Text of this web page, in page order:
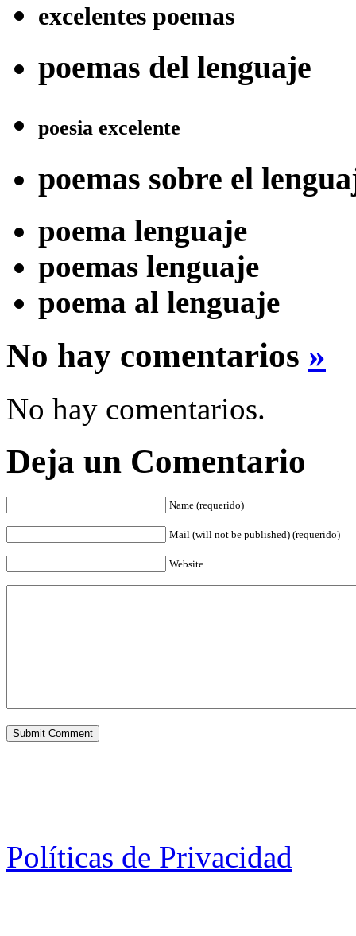
excelentes poemas
poemas del lenguaje
poesia excelente
poemas sobre el
poema lenguaje
poemas lenguaje
poema al lenguaje
No hay comentarios »
No hay comentarios.
Deja un Comentario
Name (requerido)
Mail (will not be published) (requerido)
Website
Políticas de Privacidad